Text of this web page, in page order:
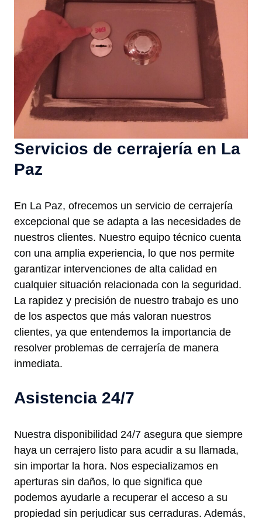
Servicios de cerrajería en La
Paz
En La Paz, ofrecemos un servicio de cerrajería
excepcional que se adapta a las necesidades de
nuestros clientes. Nuestro equipo técnico cuenta
con una amplia experiencia, lo que nos permite
garantizar intervenciones de alta calidad en
cualquier situación relacionada con la seguridad.
La rapidez y precisión de nuestro trabajo es uno
de los aspectos que más valoran nuestros
clientes, ya que entendemos la importancia de
resolver problemas de cerrajería de manera
inmediata.
Asistencia 24/7
Nuestra disponibilidad 24/7 asegura que siempre
haya un cerrajero listo para acudir a su llamada,
sin importar la hora. Nos especializamos en
aperturas sin daños, lo que significa que
podemos ayudarle a recuperar el acceso a su
propiedad sin perjudicar sus cerraduras. Además,